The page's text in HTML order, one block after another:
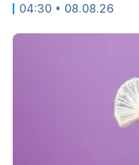
04:30 • 08.08.26